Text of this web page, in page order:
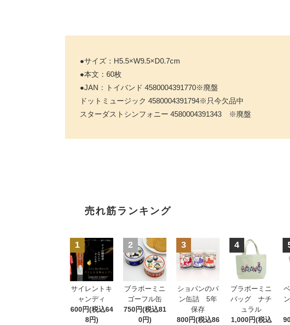
●サイズ：H5.5×W9.5×D0.7cm
●本文：60枚
●JAN：トイバンド 4580004391770※廃盤
ドットミュージック 4580004391794※只今欠品中
スターダストシンフォニー 4580004391343 ※廃盤
売れ筋ランキング
1
サイレントキ
ャンディ
600円(税込64
8円)
2
ブラボーミニ
ゴーフル缶
750円(税込81
0円)
3
ショパンのパ
ン缶詰 5年
保存
800円(税込86
4
ブラボーミニ
バッグ ナチ
ュラル
1,000円(税込